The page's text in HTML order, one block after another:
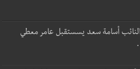
أسامة سعد يسستقبل عامر معطي